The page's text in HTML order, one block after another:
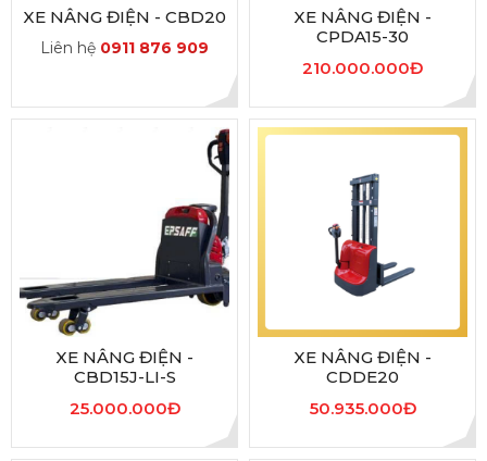
XE NÂNG ĐIỆN - CBD20
Liên hệ 0911 876 909
XE NÂNG ĐIỆN -
CPDA15-30
210.000.000Đ
XE NÂNG ĐIỆN -
CBD15J-LI-S
25.000.000Đ
XE NÂNG ĐIỆN -
CDDE20
50.935.000Đ